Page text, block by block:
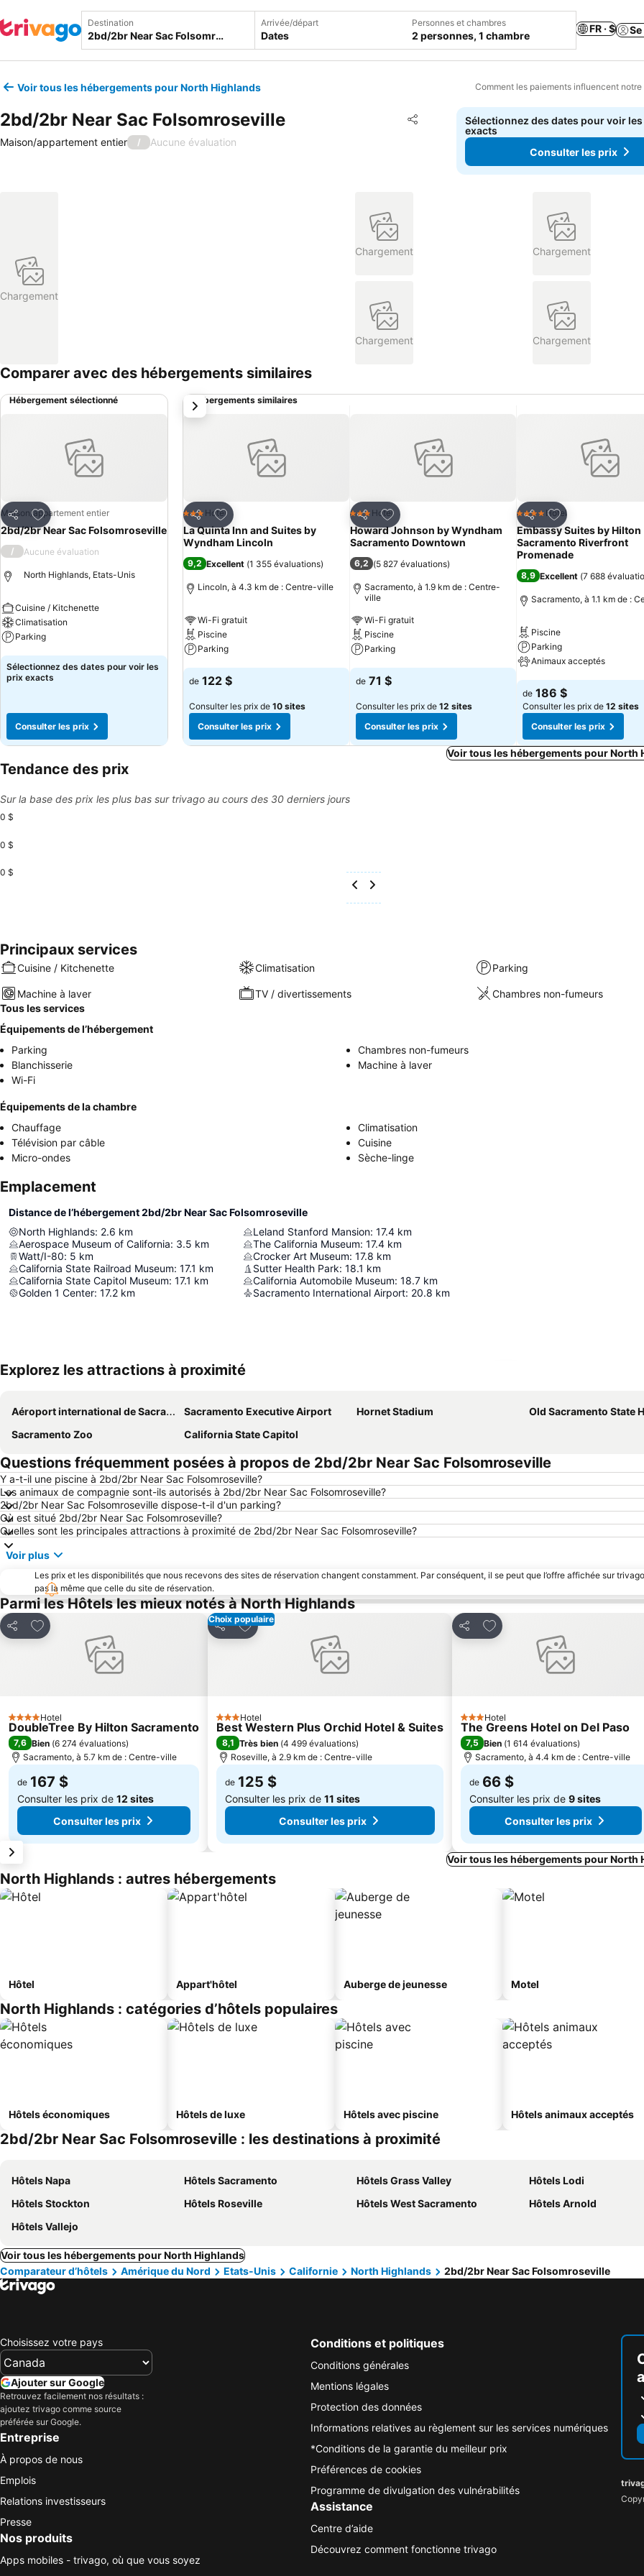
Destination Arrivée/départ
Dates
Personnes et chambres
2 personnes, 1 chambre
FR · $
Voir tous les hébergements pour North Highlands Comment les paiements influencent
2bd/2br Near Sac Folsomroseville Partager
Ajouter à mes favoris
Maison/appartement entier / Aucune évaluation
Sélectionnez des dates pour voir
exacts
Consulter les prix
Chargement
Chargement Chargement
Chargement Chargement
Comparer avec des hébergements similaires
Hébergement sélectionné
Partager
Ajouter à mes favoris
Maison/appartement entier
2bd/2br Near Sac Folsomroseville
/ Aucune évaluation
North Highlands, Etats-Unis
Cuisine / Kitchenette
Climatisation
Parking
Consulter les prix
Sélectionnez des dates pour voir les
prix exacts
Consulter les prix
Hébergements similaires
Partager
Ajouter à mes favoris
3 ÉtoilesHotel
La Quinta Inn and Suites by
Wyndham Lincoln
9,2 Excellent (1 355 évaluations)
Lincoln, à 4.3 km de : Centre-ville
Wi-Fi gratuit
Piscine
Parking
Consulter les prix
de 122 $
Consulter les prix de 10 sites
Consulter les prix
Partager
Ajouter à mes favoris
3 ÉtoilesHotel
Howard Johnson by Wyndham
Sacramento Downtown
6,2 (5 827 évaluations)
Sacramento, à 1.9 km de : Centre-
ville
Wi-Fi gratuit
Piscine
Parking
Consulter les prix
de 71 $
Consulter les prix de 12 sites
Consulter les prix
Partager
Ajouter à mes
4 ÉtoilesHotel
Embassy Suites by Hilton
Sacramento Riverfront
Promenade
8,9 Excellent (7 688
Sacramento, à 1.1 km de :
Piscine
Parking
Animaux acceptés
Consulter les prix
de 186 $
Consulter les prix de 12 sites
Consulter les prix
suivant
Voir tous les hébergements pour North
Tendance des prix
Sur la base des prix les plus bas sur trivago au cours des 30 derniers jours
0 $
0 $
0 $
Principaux services
Cuisine / Kitchenette Climatisation Parking
Machine à laver TV / divertissements
Chambres non-fumeurs
Tous les services
Équipements de l’hébergement
Parking
Chambres non-fumeurs
Blanchisserie
Machine à laver
Wi-Fi
Équipements de la chambre
Chauffage
Climatisation
Télévision par câble
Cuisine
Micro-ondes
Sèche-linge
Emplacement
Distance de l’hébergement 2bd/2br Near Sac Folsomroseville
North Highlands: 2.6 km
Aerospace Museum of California: 3.5 km
Watt/I-80: 5 km
California State Railroad Museum: 17.1 km
California State Capitol Museum: 17.1 km
Golden 1 Center: 17.2 km
Leland Stanford Mansion: 17.4 km
The California Museum: 17.4 km
Crocker Art Museum: 17.8 km
Sutter Health Park: 18.1 km
California Automobile Museum: 18.7 km
Sacramento International Airport: 20.8 km
Explorez les attractions à proximité
Aéroport international de Sacramento Sacramento Executive Airport Hornet Stadium
Old Sacramento State
Sacramento Zoo
California State Capitol
Questions fréquemment posées à propos de 2bd/2br Near Sac Folsomroseville
Y a-t-il une piscine à 2bd/2br Near Sac Folsomroseville?
Les animaux de compagnie sont-ils autorisés à 2bd/2br Near Sac Folsomroseville?
2bd/2br Near Sac Folsomroseville dispose-t-il d'un parking?
Où est situé 2bd/2br Near Sac Folsomroseville?
Quelles sont les principales attractions à proximité de 2bd/2br Near Sac Folsomroseville?
Voir plus
Les prix et les disponibilités que nous recevons des sites de réservation changent constamment. Par conséquent, il se peut que l’offre affichée sur
pas la même que celle du site de réservation.
Parmi les Hôtels les mieux notés à North Highlands
Partager
Ajouter à mes favoris
4 ÉtoilesHotel
DoubleTree By Hilton Sacramento
7,6 Bien (6 274 évaluations)
Sacramento, à 5.7 km de : Centre-ville
de 167 $
Consulter les prix de 12 sites
Consulter les prix
Choix populaire
Partager
Ajouter à mes favoris
3 Étoiles
Hotel
Best Western Plus Orchid Hotel & Suites
8,1 Très bien (4 499 évaluations)
Roseville, à 2.9 km de : Centre-ville
de 125 $
Consulter les prix de 11 sites
Consulter les prix
Partager
Ajouter à mes favoris
3 Étoiles
Hotel
The Greens Hotel on Del Paso
7,5 Bien (1 614 évaluations)
Sacramento, à 4.4 km de : Centre-ville
de 66 $
Consulter les prix de 9 sites
Consulter les prix
Voir tous les hébergements pour North
North Highlands : autres hébergements
Hôtel Appart'hôtel Auberge de jeunesse Motel
North Highlands : catégories d’hôtels populaires
Hôtels économiques Hôtels de luxe Hôtels avec piscine Hôtels animaux acceptés
2bd/2br Near Sac Folsomroseville : les destinations à proximité
Hôtels Napa Hôtels Sacramento Hôtels Grass Valley
Hôtels Lodi
Hôtels Stockton
Hôtels Roseville Hôtels West Sacramento
Hôtels Arnold
Hôtels Vallejo
Voir tous les hébergements pour North Highlands
Comparateur d’hôtels
Amérique du Nord Etats-Unis Californie North Highlands 2bd/2br Near Sac Folsomroseville
Choisissez votre pays
Ajouter sur Google
Retrouvez facilement nos résultats :
ajoutez trivago comme source
préférée sur Google.
Entreprise
À propos de nous
Emplois
Relations investisseurs
Presse
Nos produits
Apps mobiles - trivago, où que vous soyez
Conditions et politiques
Conditions générales
Mentions légales
Protection des données
Informations relatives au règlement sur les services numériques
*Conditions de la garantie du meilleur prix
Préférences de cookies
Programme de divulgation des vulnérabilités
Assistance
Centre d’aide
Découvrez comment fonctionne trivago